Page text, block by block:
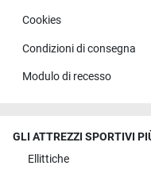
Cookies
Condizioni di consegna
Modulo di recesso
GLI ATTREZZI SPORTIVI
Ellittiche